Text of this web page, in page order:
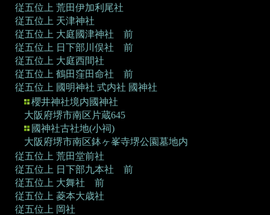
従五位上 荒田伊加利尾社
従五位上 天津神社
従五位上 大庭國津神社 前
従五位上 日下部川俣社 前
従五位上 大庭西間社
従五位上 鶴田窪田命社 前
従五位上 國明神社 式内社 國神社
櫻井神社境内國神社
大阪府堺市南区片蔵645
國神社古社地(小祠)
大阪府堺市南区鉢ヶ峯寺堺公園墓地内
従五位上 荒田堂前社
従五位上 日下部九本社 前
従五位上 大舞社 前
従五位上 菱本大歳社
従五位上 岡社